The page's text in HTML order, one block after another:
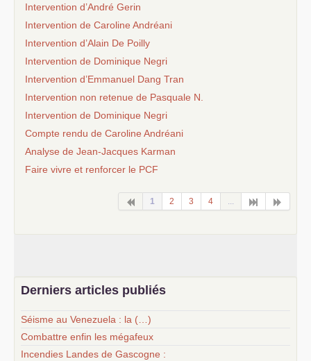
Intervention d’André Gerin
Intervention de Caroline Andréani
Intervention d’Alain De Poilly
Intervention de Dominique Negri
Intervention d’Emmanuel Dang Tran
Intervention non retenue de Pasquale N.
Intervention de Dominique Negri
Compte rendu de Caroline Andréani
Analyse de Jean-Jacques Karman
Faire vivre et renforcer le PCF
1 2 3 4
Derniers articles publiés
Séisme au Venezuela : la (…)
Combattre enfin les mégafeux
Incendies Landes de Gascogne :